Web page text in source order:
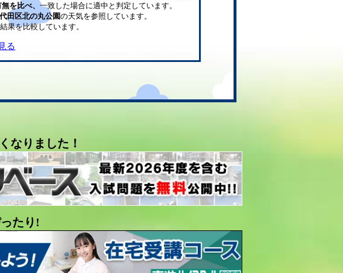
を比べ、 一致した場合に適中と判定しています。
田区北の丸公園の天気を参照しています。
果を比較しています。
る
なりました！
たり!